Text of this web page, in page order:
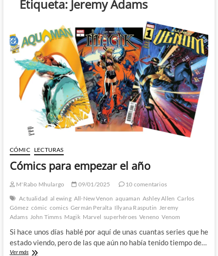
Etiqueta: Jeremy Adams
CÓMIC LECTURAS
Cómics para empezar el año
M'Rabo Mhulargo 09/01/2025
10 comentarios
Actualidad al ewing All-New Venon aquaman Ashley Allen Carlos
Gómez cómic comics Germán Peralta Illyana Rasputin Jeremy
Adams John Timms Magik Marvel superhéroes Veneno Venom
Si hace unos días hablé por aquí de unas cuantas series que he
estado viendo, pero de las que aún no había tenido tiempo de…
Ver másCómics